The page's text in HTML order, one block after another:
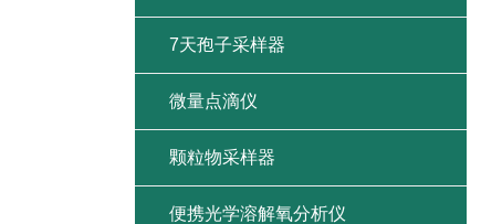
7天孢子采样器
微量点滴仪
颗粒物采样器
便携光学溶解氧分析仪